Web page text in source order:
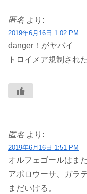
匿名 より:
2019年6月16日 1:02 PM
danger！がヤバイ
トロイメア規制され
匿名 より:
2019年6月16日 1:51 PM
オルフェゴールはま
アポロウーサ、ガラ
まだいける。